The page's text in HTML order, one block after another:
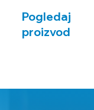
Pogledaj
proizvod